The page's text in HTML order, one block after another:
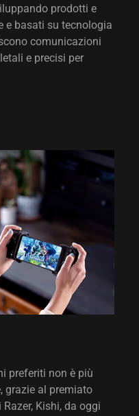
prodotti e
e basati su tecnologia
comunicazioni
e precisi per
preferiti non è più
grazie al premiato
Kishi, da oggi